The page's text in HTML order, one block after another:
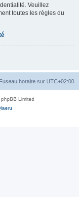
Veuillez
toutes les règles du
Fuseau horaire sur UTC+02:00
Limited